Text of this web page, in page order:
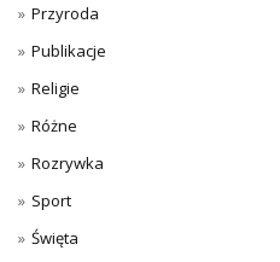
Przyroda
Publikacje
Religie
Różne
Rozrywka
Sport
Święta